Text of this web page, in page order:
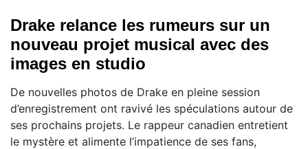
Drake relance les rumeurs sur un
nouveau projet musical avec des
images en studio
De nouvelles photos de Drake en pleine session
d’enregistrement ont ravivé les spéculations autour de
ses prochains projets. Le rappeur canadien entretient
le mystère et alimente l’impatience de ses fans,